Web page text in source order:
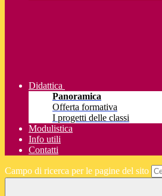
Didattica
Panoramica
Offerta formativa
I progetti delle classi
Modulistica
Info utili
Contatti
Campo di ricerca per le pagine del sito